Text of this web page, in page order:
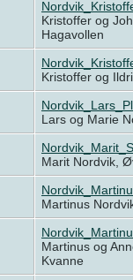
Kristoffer og
Hagavollen
Kristoffer og
Lars og Marie
Marit Nordvik,
Martinus
Martinus og
Kvanne